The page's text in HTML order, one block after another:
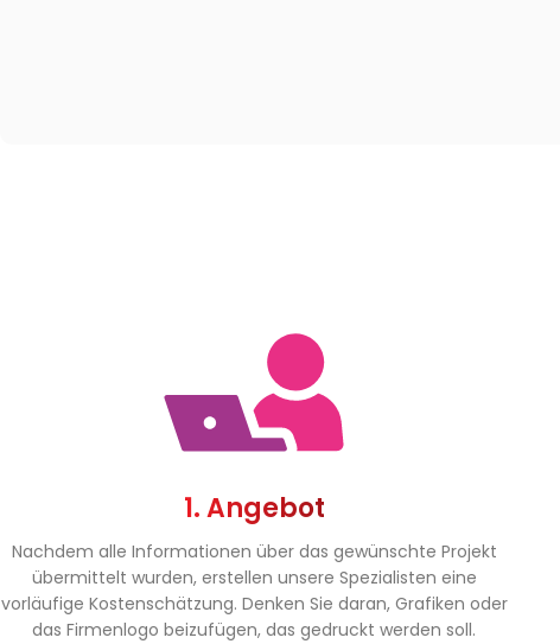
1. Angebot
Nachdem alle Informationen über das gewünschte Projekt
übermittelt wurden, erstellen unsere Spezialisten eine
vorläufige Kostenschätzung. Denken Sie daran, Grafiken oder
das Firmenlogo beizufügen, das gedruckt werden soll.